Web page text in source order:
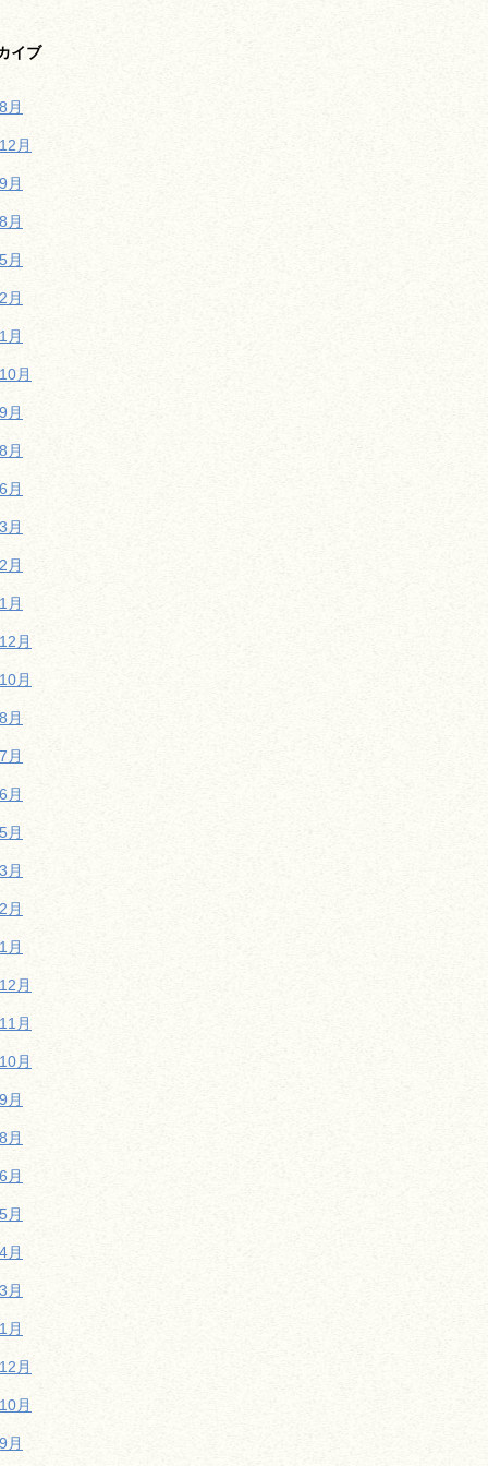
イブ
月
月
月
月
月
月
月
月
月
月
月
月
月
月
月
月
月
月
月
月
月
月
月
月
月
月
月
月
月
月
月
月
月
月
月
月